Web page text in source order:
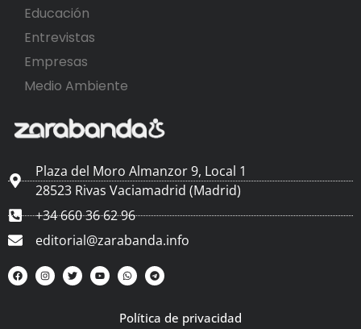
Educación
Entrevistas
Empresas
Medio Ambiente
Plaza del Moro Almanzor 9, Local 1
28523 Rivas Vaciamadrid (Madrid)
+34 660 36 62 96
editorial@zarabanda.info
Política de privacidad